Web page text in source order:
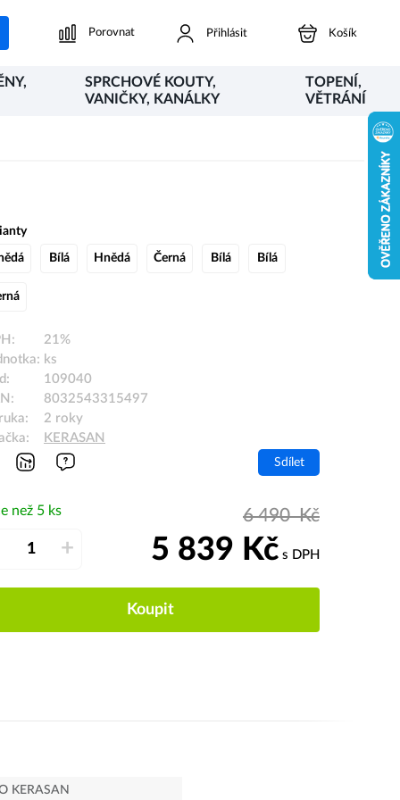
Porovnat Přihlásit Košík
SPRCHOVÉ KOUTY,
VANIČKY, KANÁLKY
TOPENÍ,
VĚTRÁNÍ
Bílá Hnědá Černá Bílá Bílá
21%
ks
109040
8032543315497
2 roky
KERASAN
Sdílet
než 5 ks
+
6 490Kč
5 839 Kč s DPH
Koupit
KERASAN